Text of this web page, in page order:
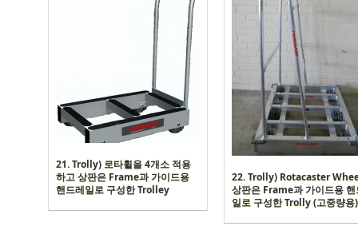
21. Trolly) 로타휠을 4개소 적용
하고 상판은 Frame과 가이드용
핸드레일로 구성한 Trolley
22. Trolly) Rotacaster
상판은 Frame과 가이드용 핸
일로 구성한 Trolly (고중량용)